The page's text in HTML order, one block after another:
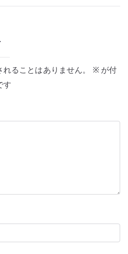
ることはありません。 ※が付
す